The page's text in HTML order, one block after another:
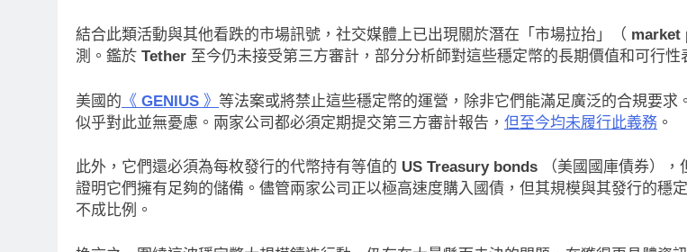
結合此類活動與其他看跌的市場訊號，社交媒體上已出現關於潛在「市場拉抬」（ market
測。鑑於 Tether 至今仍未接受第三方審計，部分分析師對這些穩定幣的長期價值和可行性
美國的 《 GENIUS 》 等法案或將禁止這些穩定幣的運營，除非它們能滿足廣泛的合規要求
似乎對此並無憂慮。兩家公司都必須定期提交第三方審計報告， 但至今均未履行此義務 。
此外，它們還必須為每枚發行的代幣持有等值的 US Treasury bonds （美國國庫債券），
證明它們擁有足夠的儲備。儘管兩家公司正以極高速度購入國債，但其規模與其發行的穩
不成比例。